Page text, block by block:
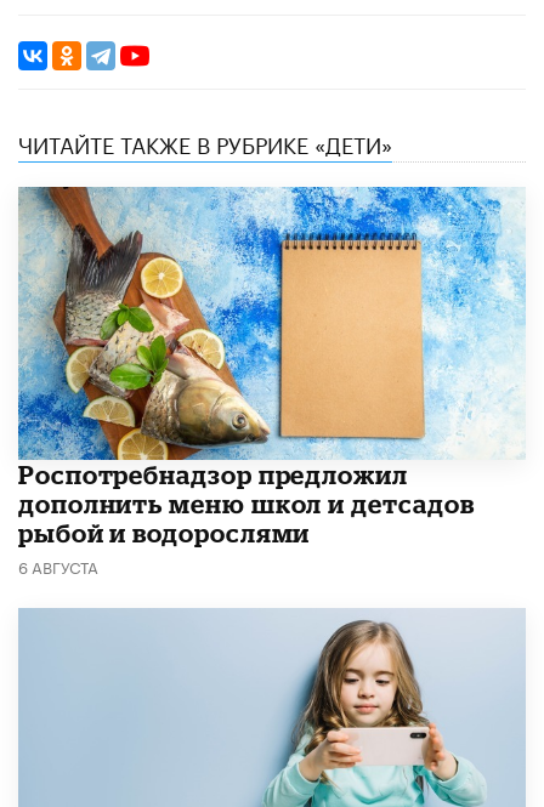
ЧИТАЙТЕ ТАКЖЕ В РУБРИКЕ «ДЕТИ»
Роспотребнадзор предложил
дополнить меню школ и детсадов
рыбой и водорослями
6 АВГУСТА